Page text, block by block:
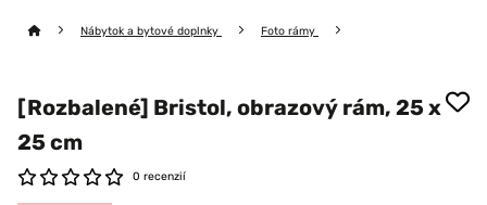
Nábytok a bytové doplnky Foto rámy
[Rozbalené] Bristol, obrazový rám, 25 x
25 cm
0 recenzií